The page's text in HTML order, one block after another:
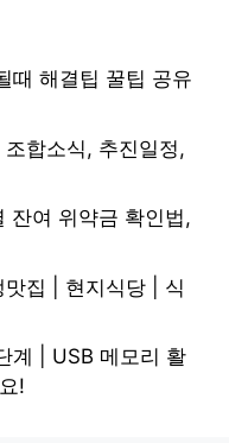
때 해결팁 꿀팁 공유
합소식, 추진일정,
잔여 위약금 확인법,
집 | 현지식당 | 식
계 | USB 메모리 활
!